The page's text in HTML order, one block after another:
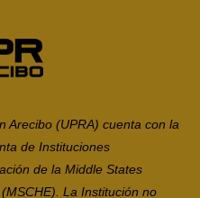
Arecibo (UPRA) cuenta con la
de Instituciones
de la Middle States
La Institución no